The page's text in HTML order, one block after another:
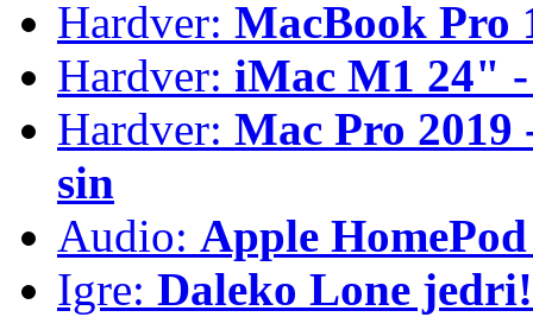
Hardver: MacBook Pro
Hardver: iMac M1 24"
Hardver: Mac Pro
sin
Audio: Apple
Igre: Daleko Lone jedri!